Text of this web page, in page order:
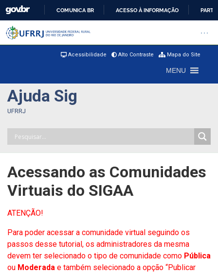
COMUNICA BR ACESSO À INFORMAÇÃO
Pular barra institucional
Barra institucional da
Mapa do Site
Alto Contraste
Acessibilidade
MENU
Ajuda Sig
UFRRJ
Acessando as Comunidades
Virtuais do SIGAA
ATENÇÃO!
Para poder acessar a comunidade virtual seguindo os
passos desse tutorial, os administradores da mesma
devem ter selecionado o tipo de comunidade como Pública
ou Moderada e também selecionado a opção “Publicar